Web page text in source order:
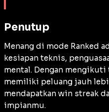
Penutup
Menang di mode Ranked
kesiapan teknis,
mental. Dengan
memiliki peluang jauh
mendapatkan win streak
impianmu.